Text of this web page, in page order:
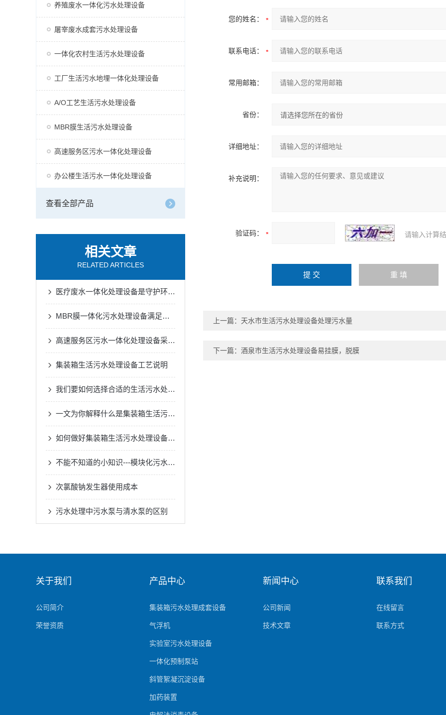
养殖废水一体化污水处理设备
屠宰废水成套污水处理设备
一体化农村生活污水处理设备
工厂生活污水地埋一体化处理设备
A/O工艺生活污水处理设备
MBR膜生活污水处理设备
高速服务区污水一体化处理设备
办公楼生活污水一体化处理设备
查看全部产品
相关文章
RELATED ARTICLES
医疗废水一体化处理设备是守护环境的健康防线
MBR膜一体化污水处理设备满足各种工业废水的处理需求
高速服务区污水一体化处理设备采用了的生物处理技术
集装箱生活污水处理设备工艺说明
我们要如何选择合适的生活污水处理设备
一文为你解释什么是集装箱生活污水处理设备
如何做好集装箱生活污水处理设备的一切安全措施？
不能不知道的小知识---模块化污水处理设备的正确安装方法
次氯酸钠发生器使用成本
污水处理中污水泵与清水泵的区别
您的姓名：
联系电话：
常用邮箱：
省份：
详细地址：
补充说明：
验证码： 请输入计算
上一篇： 天水市生活污水处理设备处理污水量
下一篇： 酒泉市生活污水处理设备易挂膜，脱膜
关于我们
公司简介
荣誉资质
产品中心
集装箱污水处理成套设备
气浮机
实验室污水处理设备
一体化预制泵站
斜管絮凝沉淀设备
加药装置
新闻中心
公司新闻
技术文章
联系我们
在线留言
联系方式